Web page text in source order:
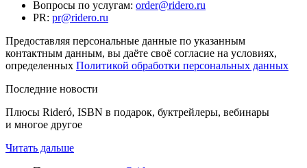
Вопросы по услугам: order@ridero.ru
PR: pr@ridero.ru
Предоставляя персональные данные по указанным
контактным данным, вы даёте своё согласие на условиях,
определенных Политикой обработки персональных данных
Последние новости
Плюсы Rideró, ISBN в подарок, буктрейлеры, вебинары
и многое другое
Читать дальше